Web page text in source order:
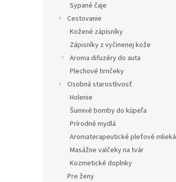
Sypané čaje
Cestovanie
Kožené zápisníky
Zápisníky z vyčinenej kože
Aroma difuzéry do auta
Plechové hrnčeky
Osobná starostlivosť
Holenie
Šumivé bomby do kúpeľa
Prírodné mydlá
Aromaterapeutické pleťové mlieká
Masážne valčeky na tvár
Kozmetické doplnky
Pre ženy